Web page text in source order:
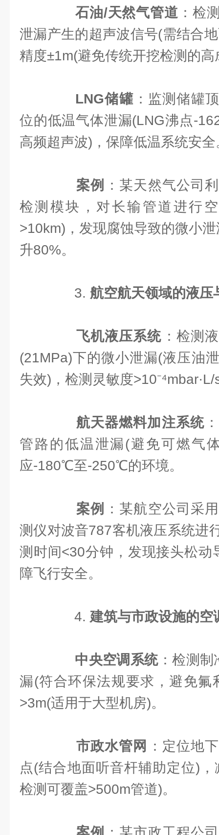
​石油/天然气管道​ ：检
泄漏产生的超声波信号(需结合
精度±1m(避免传统开挖检测的高
​LNG储罐​：监测储罐
位的低温气体泄漏(LNG沸点-
高频超声波)，保障低温系统安全
​案例​
：某天然气公司
检测模块，对长输管道进行
>10km)，发现腐蚀导致的微小
升80%。
3. ​ 航空航天领域的液压
​飞机液压系统​ ：检测
(21MPa)下的微小泄漏(液压油
失效)，检测灵敏度>10⁻⁴mbar·L/
​航天器燃料加注系统​
管路的低温泄漏(避免可燃气
应-180℃至-250℃的环境。
​案例​
：某航空公司采
测仪对波音787客机液压系统进
测时间<30分钟，发现接头松动
障飞行安全。
4. ​ 建筑与市政设施的空
​中央空调系统​：检测制
漏(符合环保法规要求，避免氟
>3m(适用于大型机房)。
​市政水管网​
：定位地
点(结合地面听音杆辅助定位)
检测可覆盖>500m管道)。